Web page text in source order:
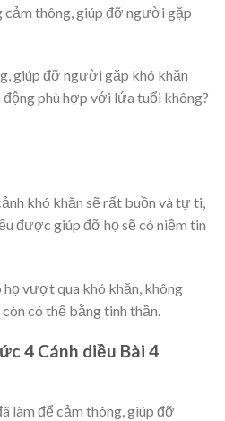
cảm thông, giúp đỡ người gặp
giúp đỡ người gặp khó khăn
phù hợp với lứa tuổi không?
khó khăn sẽ rất buồn và tự ti,
được giúp đỡ họ sẽ có niềm tin
họ vượt qua khó khăn, không
có thể bằng tinh thần.
4 Cánh diều Bài 4
làm để cảm thông, giúp đỡ